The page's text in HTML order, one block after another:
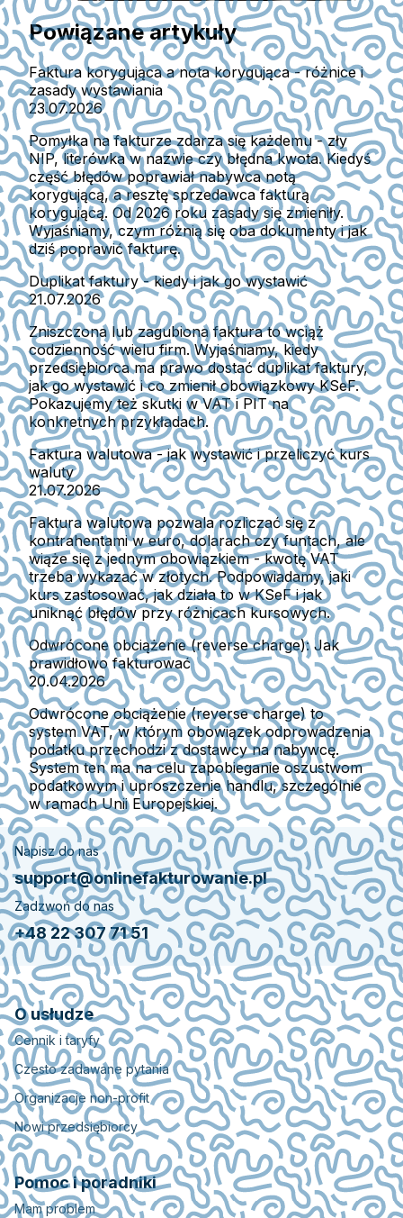
Powiązane artykuły
Faktura korygująca a nota korygująca - różnice i
zasady wystawiania
23.07.2026
Pomyłka na fakturze zdarza się każdemu - zły
NIP, literówka w nazwie czy błędna kwota. Kiedyś
część błędów poprawiał nabywca notą
korygującą, a resztę sprzedawca fakturą
korygującą. Od 2026 roku zasady się zmieniły.
Wyjaśniamy, czym różnią się oba dokumenty i jak
dziś poprawić fakturę.
Duplikat faktury - kiedy i jak go wystawić
21.07.2026
Zniszczona lub zagubiona faktura to wciąż
codzienność wielu firm. Wyjaśniamy, kiedy
przedsiębiorca ma prawo dostać duplikat faktury,
jak go wystawić i co zmienił obowiązkowy KSeF.
Pokazujemy też skutki w VAT i PIT na
konkretnych przykładach.
Faktura walutowa - jak wystawić i przeliczyć kurs
waluty
21.07.2026
Faktura walutowa pozwala rozliczać się z
kontrahentami w euro, dolarach czy funtach, ale
wiąże się z jednym obowiązkiem - kwotę VAT
trzeba wykazać w złotych. Podpowiadamy, jaki
kurs zastosować, jak działa to w KSeF i jak
uniknąć błędów przy różnicach kursowych.
Odwrócone obciążenie (reverse charge): Jak
prawidłowo fakturować
20.04.2026
Odwrócone obciążenie (reverse charge) to
system VAT, w którym obowiązek odprowadzenia
podatku przechodzi z dostawcy na nabywcę.
System ten ma na celu zapobieganie oszustwom
podatkowym i uproszczenie handlu, szczególnie
w ramach Unii Europejskiej.
Napisz do nas
support@onlinefakturowanie.pl
Zadzwoń do nas
+48 22 307 71 51
O usłudze
Cennik i taryfy
Czesto zadawane pytania
Organizacje non-profit
Nowi przedsiębiorcy
Pomoc i poradniki
Mam problem